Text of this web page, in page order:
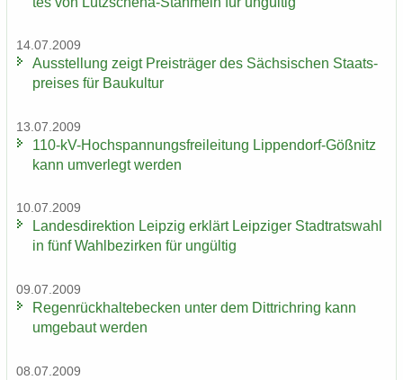
14.07.2009
Aus­stel­lung zeigt Preis­trä­ger des Säch­si­schen Staats­
prei­ses für Bau­kul­tur
13.07.2009
110-​kV-Hochspannungsfreileitung Lippendorf-​Gößnitz
kann um­ver­legt wer­den
10.07.2009
Lan­des­di­rek­ti­on Leip­zig er­klärt Leip­zi­ger Stadt­rats­wahl
in fünf Wahl­be­zir­ken für un­gül­tig
09.07.2009
Re­gen­rück­hal­te­be­cken unter dem Dittrich­ring kann
um­ge­baut wer­den
08.07.2009